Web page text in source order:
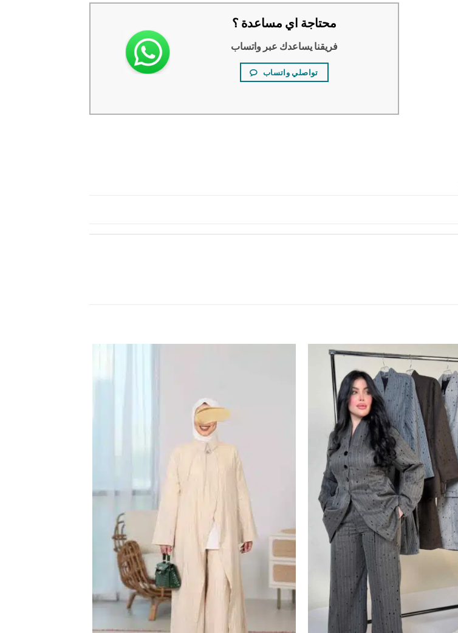
محتاجة اي مساعدة ؟
فريقنا يساعدك عبر واتساب
تواصلي واتساب
اضف